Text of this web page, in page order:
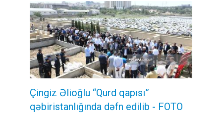
Çingiz Əlioğlu “Qurd qapısı”
qəbiristanlığında dəfn edilib - FOTO